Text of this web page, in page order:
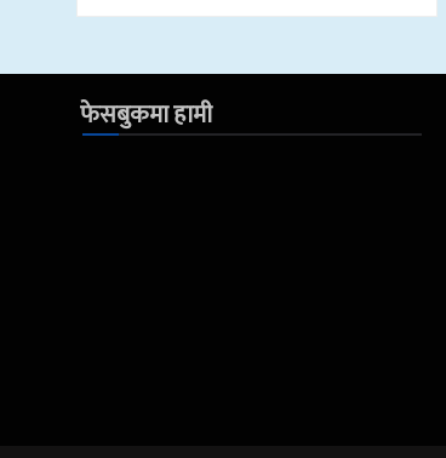
फेसबुकमा हामी